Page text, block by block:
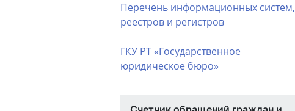
Перечень информационных систем,
реестров и регистров
ГКУ РТ «Государственное
юридическое бюро»